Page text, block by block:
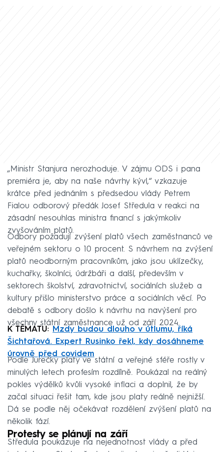
„Ministr Stanjura nerozhoduje. V zájmu ODS i pana
premiéra je, aby na naše návrhy kývl,“ vzkazuje
krátce před jednáním s předsedou vlády Petrem
Fialou odborový předák Josef Středula v reakci na
zásadní nesouhlas ministra financí s jakýmkoliv
zvyšováním platů.
Odbory požadují zvýšení platů všech zaměstnanců ve
veřejném sektoru o 10 procent. S návrhem na zvýšení
platů neodborným pracovníkům, jako jsou uklízečky,
kuchařky, školníci, údržbáři a další, především v
sektorech školství, zdravotnictví, sociálních služeb a
kultury přišlo ministerstvo práce a sociálních věcí. Po
debatě s odbory došlo k návrhu na navýšení pro
všechny státní zaměstnance už od září 2024.
K TÉMATU: Mzdy budou dlouho v útlumu, říká
Šichtařová. Expert Rusinko řekl, kdy dosáhneme
úrovně před covidem
Podle Jurečky platy ve státní a veřejné sféře rostly v
minulých letech profesím rozdílně. Poukázal na reálný
pokles výdělků kvůli vysoké inflaci a doplnil, že by
začal situaci řešit tam, kde jsou platy reálně nejnižší.
Dá se podle něj očekávat rozdělení zvýšení platů na
několik fází.
Protesty se plánují na září
Středula poukazuje na nejednotnost vlády a před